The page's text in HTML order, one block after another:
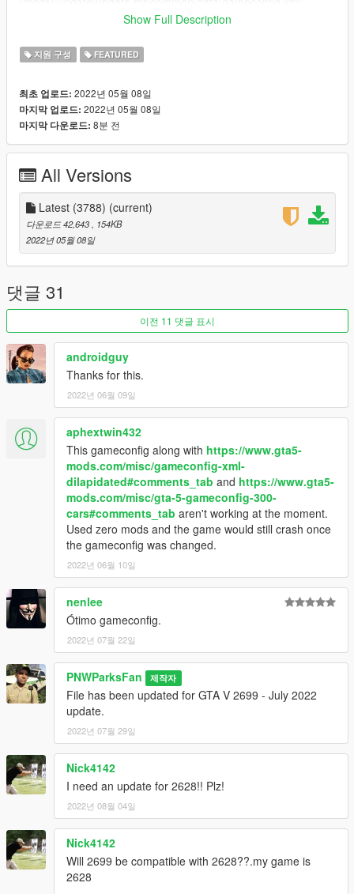
RDE. If RDE was updated for the most recent GTA update and
you installed its gameconfig, you do not need to redownload
without using RDE however.
Show Full Description
지원 구성 FEATURED
최초 업로드: 2022년 05월 08일
마지막 업로드: 2022년 05월 08일
마지막 다운로드: 8분 전
All Versions
Latest (3788) (current)
다운로드 42,643
, 154KB
2022년 05월 08일
댓글 31
이전 11 댓글 표시
androidguy
Thanks for this.
2022년 06월 09일
aphextwin432
This gameconfig along with https://www.gta5-
mods.com/misc/gameconfig-xml-
dilapidated#comments_tab and https://www.gta5-
mods.com/misc/gta-5-gameconfig-300-
cars#comments_tab aren't working at the moment.
Used zero mods and the game would still crash once
the gameconfig was changed.
2022년 06월 10일
nenlee
Ótimo gameconfig.
2022년 07월 22일
PNWParksFan 제작자
File has been updated for GTA V 2699 - July 2022
update.
2022년 07월 29일
Nick4142
I need an update for 2628!! Plz!
2022년 08월 04일
Nick4142
Will 2699 be compatible with 2628??.my game is
2628